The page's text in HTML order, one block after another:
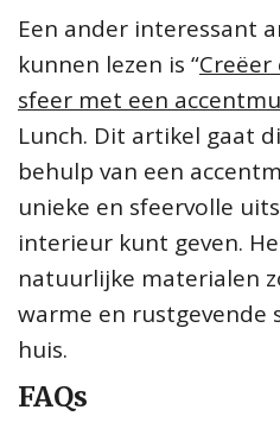
Een ander interessant
kunnen lezen is “
sfeer met een
Lunch. Dit artikel gaat
behulp van een
unieke en sfeervolle
interieur kunt geven.
natuurlijke materialen
warme en rustgevende
huis.
FAQs